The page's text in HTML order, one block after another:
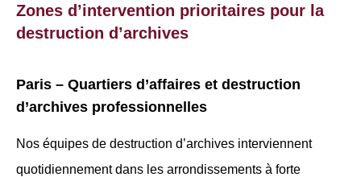
Zones d’intervention prioritaires pour la
destruction d’archives
Paris – Quartiers d’affaires et destruction
d’archives professionnelles
Nos équipes de destruction d’archives interviennent
quotidiennement dans les arrondissements à forte